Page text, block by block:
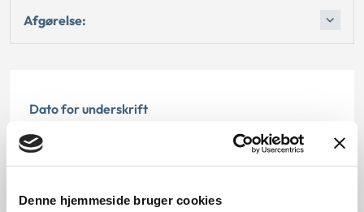
Denne hjemmeside bruger cookies
Afgørelse:
Dato for underskrift
19.12.2008